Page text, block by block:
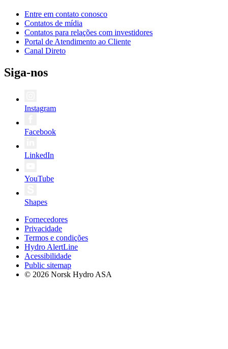
Entre em contato conosco
Contatos de mídia
Contatos para relações com investidores
Portal de Atendimento ao Cliente
Canal Direto
Siga-nos
Instagram
Facebook
LinkedIn
YouTube
Shapes
Fornecedores
Privacidade
Termos e condições
Hydro AlertLine
Acessibilidade
Public sitemap
© 2026 Norsk Hydro ASA